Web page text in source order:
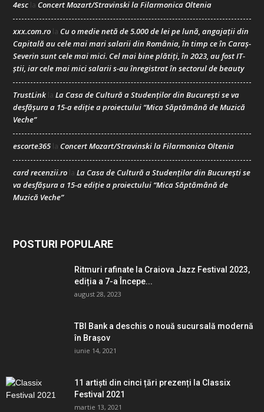
4esc la Concert Mozart/Stravinski la Filarmonica Oltenia
xxx.com.ro la Cu o medie netă de 5.000 de lei pe lună, angajații din
Capitală au cele mai mari salarii din România, în timp ce în Caraș-
Severin sunt cele mai mici. Cel mai bine plătiți, în 2023, au fost IT-
știi, iar cele mai mici salarii s-au înregistrat în sectorul de beauty
TrustLink la La Casa de Cultură a Studenților din București se va
desfășura a 15-a ediție a proiectului “Mica Săptămână de Muzică
Veche”
escorte365 la Concert Mozart/Stravinski la Filarmonica Oltenia
card recenzii.ro la La Casa de Cultură a Studenților din București se
va desfășura a 15-a ediție a proiectului “Mica Săptămână de
Muzică Veche”
POSTURI POPULARE
Ritmuri rafinate la Craiova Jazz Festival 2023,
ediția a 7-a Începe...
august 28, 2023
TBI Bank a deschis o nouă sucursală modernă
în Brașov
iunie 14, 2021
11 artiști din cinci țări prezenți la Classix
Festival 2021
martie 13, 2021